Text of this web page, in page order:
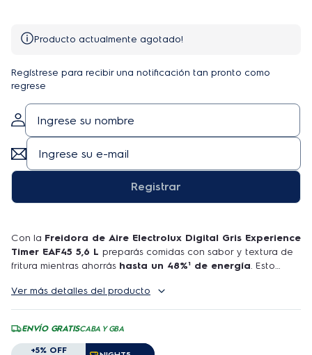
Producto actualmente agotado!
Regístrese para recibir una notificación tan pronto como
regrese
Registrar
Con la Freidora de Aire Electrolux Digital Gris Experience
Timer EAF45 5,6 L preparás comidas con sabor y textura de
fritura mientras ahorrás hasta un 48%¹ de energía. Esto
para el planeta.
Tus recetas de pasteles serán un éxito, logrando resultados
hasta un 17%² más uniformes,
fuera, con la textura ideal. Y hablando de textura, con la
Freidora de Aire Electrolux Digital Gris Experience Timer
Ver más detalles del producto
ENVÍO GRATISCABA Y GBA
+5% OFF